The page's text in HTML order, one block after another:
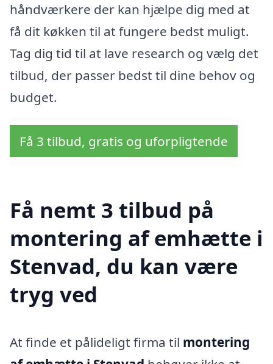
håndværkere der kan hjælpe dig med at
få dit køkken til at fungere bedst muligt.
Tag dig tid til at lave research og vælg det
tilbud, der passer bedst til dine behov og
budget.
Få 3 tilbud, gratis og uforpligtende
Få nemt 3 tilbud på
montering af emhætte i
Stenvad, du kan være
tryg ved
At finde et pålideligt firma til montering